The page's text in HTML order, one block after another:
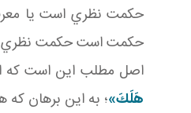
حکمت نظري است يا
حکمت است حکمت نظري
اصل مطلب اين است که
هَلَكَ»؛ به اين برهان